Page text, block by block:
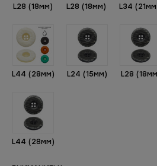
L28 (18мм) L28 (18мм) L34
L44 (28мм) L24 (15мм) L28
L44 (28мм)